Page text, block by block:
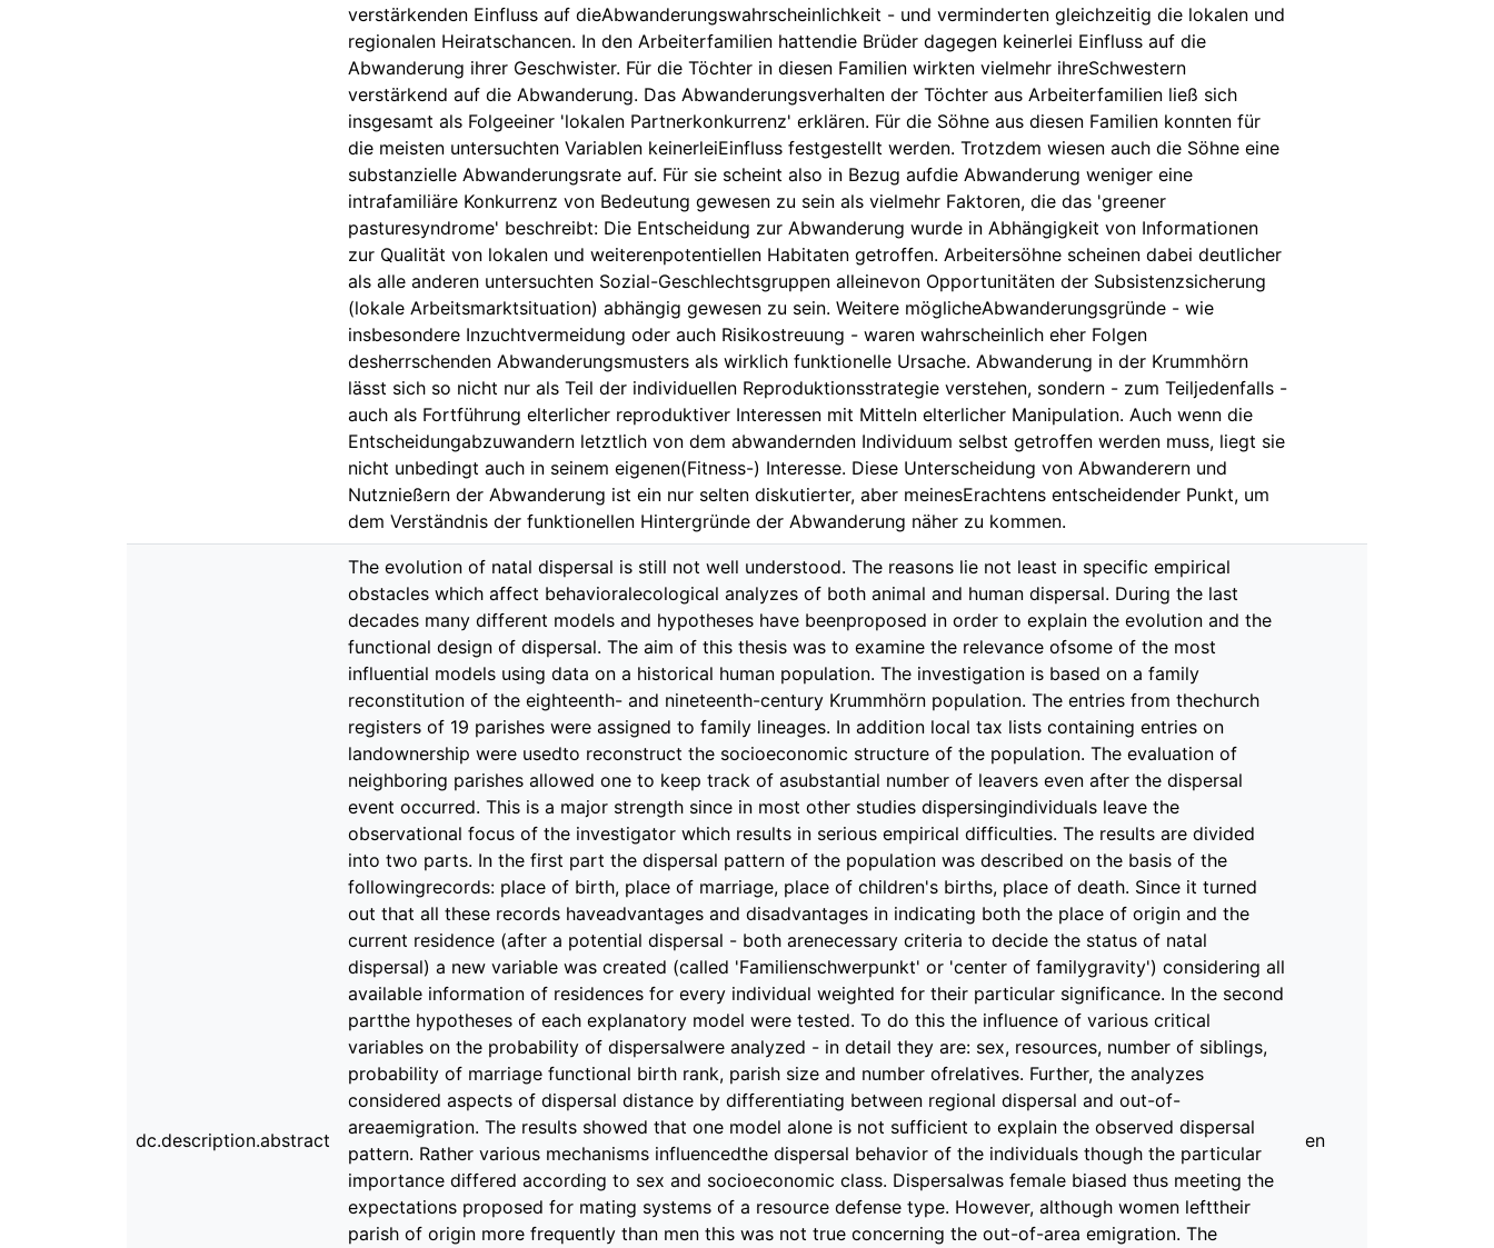
verstärkenden Einfluss auf dieAbwanderungswahrscheinlichkeit - und verminderten gleichzeitig die lokalen und
regionalen Heiratschancen. In den Arbeiterfamilien hattendie Brüder dagegen keinerlei Einfluss auf die
Abwanderung ihrer Geschwister. Für die Töchter in diesen Familien wirkten vielmehr ihreSchwestern
verstärkend auf die Abwanderung. Das Abwanderungsverhalten der Töchter aus Arbeiterfamilien ließ sich
insgesamt als Folgeeiner 'lokalen Partnerkonkurrenz' erklären. Für die Söhne aus diesen Familien konnten für
die meisten untersuchten Variablen keinerleiEinfluss festgestellt werden. Trotzdem wiesen auch die Söhne eine
substanzielle Abwanderungsrate auf. Für sie scheint also in Bezug aufdie Abwanderung weniger eine
intrafamiliäre Konkurrenz von Bedeutung gewesen zu sein als vielmehr Faktoren, die das 'greener
pasturesyndrome' beschreibt: Die Entscheidung zur Abwanderung wurde in Abhängigkeit von Informationen
zur Qualität von lokalen und weiterenpotentiellen Habitaten getroffen. Arbeitersöhne scheinen dabei deutlicher
als alle anderen untersuchten Sozial-Geschlechtsgruppen alleinevon Opportunitäten der Subsistenzsicherung
(lokale Arbeitsmarktsituation) abhängig gewesen zu sein. Weitere möglicheAbwanderungsgründe - wie
insbesondere Inzuchtvermeidung oder auch Risikostreuung - waren wahrscheinlich eher Folgen
desherrschenden Abwanderungsmusters als wirklich funktionelle Ursache. Abwanderung in der Krummhörn
lässt sich so nicht nur als Teil der individuellen Reproduktionsstrategie verstehen, sondern - zum Teiljedenfalls -
auch als Fortführung elterlicher reproduktiver Interessen mit Mitteln elterlicher Manipulation. Auch wenn die
Entscheidungabzuwandern letztlich von dem abwandernden Individuum selbst getroffen werden muss, liegt sie
nicht unbedingt auch in seinem eigenen(Fitness-) Interesse. Diese Unterscheidung von Abwanderern und
Nutznießern der Abwanderung ist ein nur selten diskutierter, aber meinesErachtens entscheidender Punkt, um
dem Verständnis der funktionellen Hintergründe der Abwanderung näher zu kommen.
dc.description.abstract
The evolution of natal dispersal is still not well understood. The reasons lie not least in specific empirical
obstacles which affect behavioralecological analyzes of both animal and human dispersal. During the last
decades many different models and hypotheses have beenproposed in order to explain the evolution and the
functional design of dispersal. The aim of this thesis was to examine the relevance ofsome of the most
influential models using data on a historical human population. The investigation is based on a family
reconstitution of the eighteenth- and nineteenth-century Krummhörn population. The entries from thechurch
registers of 19 parishes were assigned to family lineages. In addition local tax lists containing entries on
landownership were usedto reconstruct the socioeconomic structure of the population. The evaluation of
neighboring parishes allowed one to keep track of asubstantial number of leavers even after the dispersal
event occurred. This is a major strength since in most other studies dispersingindividuals leave the
observational focus of the investigator which results in serious empirical difficulties. The results are divided
into two parts. In the first part the dispersal pattern of the population was described on the basis of the
followingrecords: place of birth, place of marriage, place of children's births, place of death. Since it turned
out that all these records haveadvantages and disadvantages in indicating both the place of origin and the
current residence (after a potential dispersal - both arenecessary criteria to decide the status of natal
dispersal) a new variable was created (called 'Familienschwerpunkt' or 'center of familygravity') considering all
available information of residences for every individual weighted for their particular significance. In the second
partthe hypotheses of each explanatory model were tested. To do this the influence of various critical
variables on the probability of dispersalwere analyzed - in detail they are: sex, resources, number of siblings,
probability of marriage functional birth rank, parish size and number ofrelatives. Further, the analyzes
considered aspects of dispersal distance by differentiating between regional dispersal and out-of-
areaemigration. The results showed that one model alone is not sufficient to explain the observed dispersal
pattern. Rather various mechanisms influencedthe dispersal behavior of the individuals though the particular
importance differed according to sex and socioeconomic class. Dispersalwas female biased thus meeting the
expectations proposed for mating systems of a resource defense type. However, although women lefttheir
parish of origin more frequently than men this was not true concerning the out-of-area emigration. The
en